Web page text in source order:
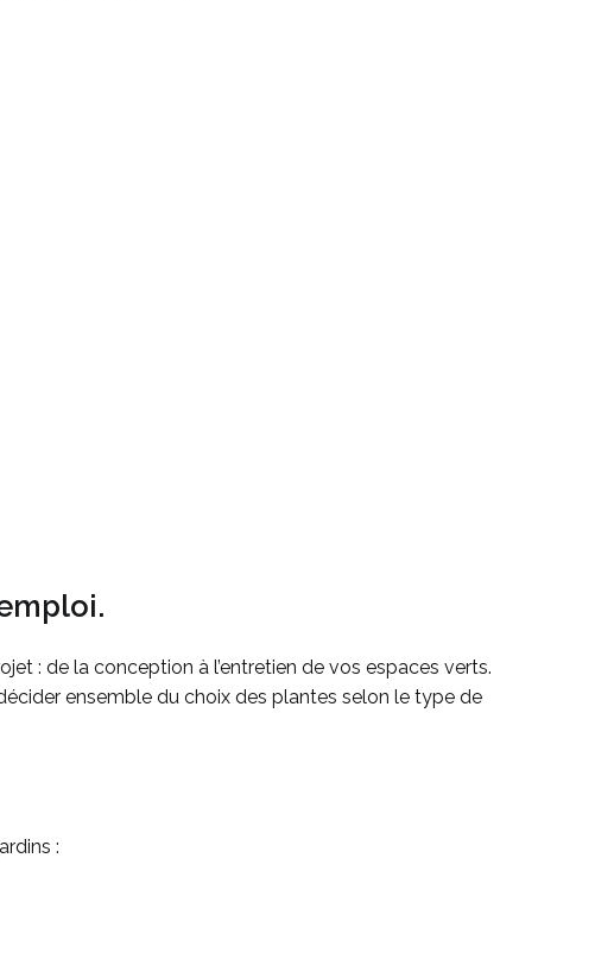
: de la conception à l’entretien de vos espaces verts.
ensemble du choix des plantes selon le type de
: